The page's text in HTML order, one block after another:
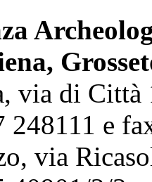
via di Città
248111 e
via